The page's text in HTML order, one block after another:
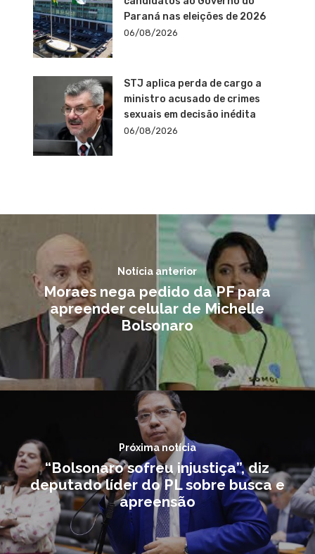
Paraná nas eleições de 2026
06/08/2026
STJ aplica perda de cargo a
ministro acusado de crimes
sexuais em decisão inédita
06/08/2026
Notícia anterior
Moraes nega pedido da PF para
apreender celular de Michelle
Bolsonaro
Próxima notícia
“Bolsonaro sofreu injustiça”, diz
deputado líder do PL sobre busca e
apreensão